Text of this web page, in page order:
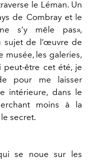
le Léman. Un
de Combray et le
s’y mêle pas»,
sujet de l’œuvre de
musée, les galeries,
peut-être cet été, je
pour me laisser
intérieure, dans le
moins à la
secret.
se noue sur les